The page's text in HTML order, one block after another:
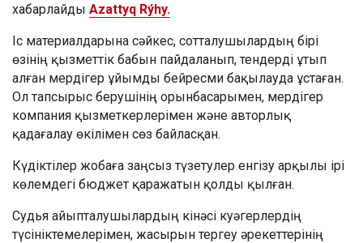
хабарлайды Azattyq Rýhy.
Іс материалдарына сәйкес, сотталушылардың бірі
өзінің қызметтік бабын пайдаланып, тендерді ұтып
алған мердігер ұйымды бейресми бақылауда ұстаған.
Ол тапсырыс берушінің орынбасарымен, мердігер
компания қызметкерлерімен және авторлық
қадағалау өкілімен сөз байласқан.
Күдіктілер жобаға заңсыз түзетулер енгізу арқылы ірі
көлемдегі бюджет қаражатын қолды қылған.
Судья айыпталушылардың кінәсі куәгерлердің
түсініктемелерімен, жасырын тергеу әрекеттерінің